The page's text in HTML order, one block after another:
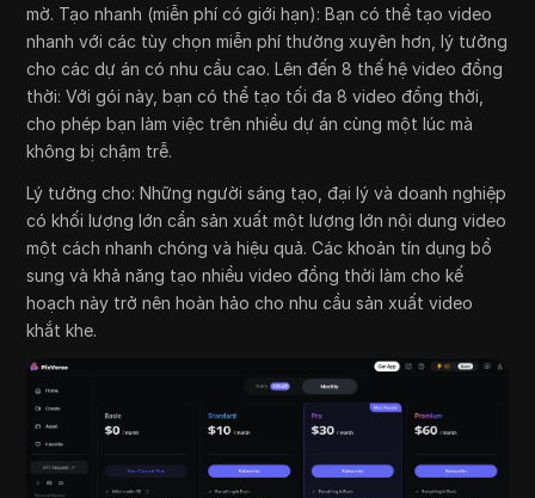
mờ. Tạo nhanh (miễn phí có giới hạn): Bạn có thể tạo video
nhanh với các tùy chọn miễn phí thường xuyên hơn, lý tưởng
cho các dự án có nhu cầu cao. Lên đến 8 thế hệ video đồng
thời: Với gói này, bạn có thể tạo tối đa 8 video đồng thời,
cho phép bạn làm việc trên nhiều dự án cùng một lúc mà
không bị chậm trễ.
Lý tưởng cho: Những người sáng tạo, đại lý và doanh nghiệp
có khối lượng lớn cần sản xuất một lượng lớn nội dung video
một cách nhanh chóng và hiệu quả. Các khoản tín dụng bổ
sung và khả năng tạo nhiều video đồng thời làm cho kế
hoạch này trở nên hoàn hảo cho nhu cầu sản xuất video
khắt khe.